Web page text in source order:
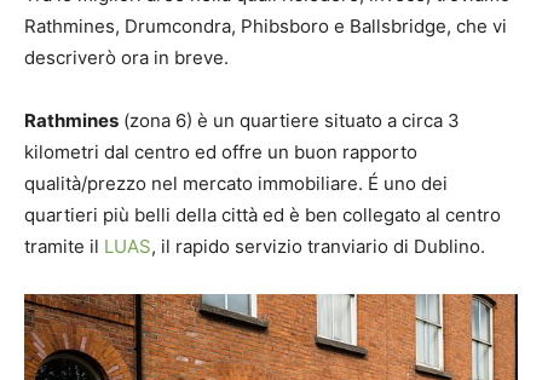
Rathmines, Drumcondra, Phibsboro e Ballsbridge, che vi
descriverò ora in breve.
Rathmines (zona 6) è un quartiere situato a circa 3
kilometri dal centro ed offre un buon rapporto
qualità/prezzo nel mercato immobiliare. É uno dei
quartieri più belli della città ed è ben collegato al centro
tramite il LUAS, il rapido servizio tranviario di Dublino.